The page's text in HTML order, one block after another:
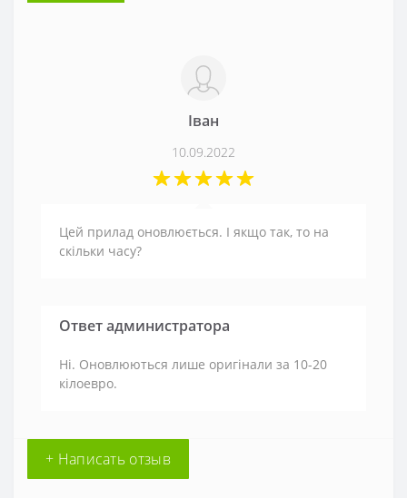
Іван
10.09.2022
Цей прилад оновлюється. І якщо так, то на
скільки часу?
Ответ администратора
Ні. Оновлюються лише оригінали за 10-20
кілоевро.
+ Написать отзыв